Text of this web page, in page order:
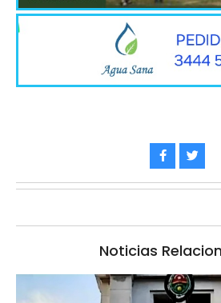
Noticias